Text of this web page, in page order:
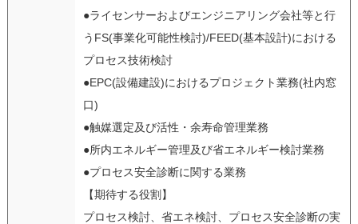
●ライセンサーおよびエンジニアリング会社等と行
うFS(事業化可能性検討)/FEED(基本設計)における
プロセス技術検討
●EPC(設備建設)におけるプロジェクト業務(社内窓
口)
●触媒選定及び活性・余寿命管理業務
●所内エネルギー管理及び省エネルギー検討業務
●プロセス安全診断に関する業務
【期待する役割】
プロセス検討、省エネ検討、プロセス安全診断の実